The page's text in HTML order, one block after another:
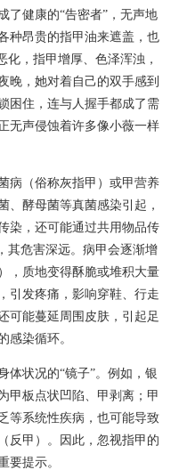
健康的“告密者”，无声地
种昂贵的指甲油来遮盖，也
化，指甲增厚、色泽浑浊，
晚，她对着自己的双手感到
困住，连与人握手都成了需
无声侵蚀着许多像小薇一样
病（俗称灰指甲）或甲营养
、酵母菌等真菌感染引起，
染，还可能通过共用物品传
其危害深远。病甲会逐渐增
，质地变得酥脆或堆积大量
引发疼痛，影响穿鞋、行走
可能蔓延周围皮肤，引起足
感染循环。
体状况的“镜子”。例如，银
甲板点状凹陷、甲剥离；甲
等系统性疾病，也可能导致
反甲）。因此，忽视指甲的
要提示。